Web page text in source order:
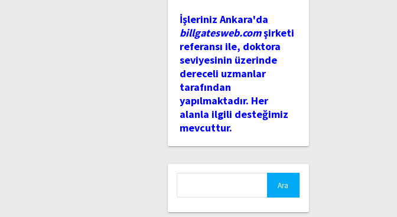
İşleriniz Ankara'da
billgatesweb.comşirketi
referansı ile, doktora
seviyesinin üzerinde
dereceli uzmanlar
tarafından
yapılmaktadır. Her
alanla ilgili desteğimiz
mevcuttur.